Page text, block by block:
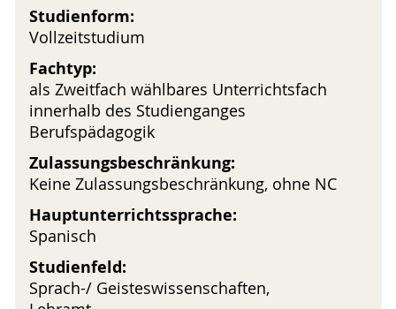
Studienform:
Vollzeitstudium
Fachtyp:
als Zweitfach wählbares Unterrichtsfach
innerhalb des Studienganges
Berufspädagogik
Zulassungsbeschränkung:
Keine Zulassungsbeschränkung, ohne NC
Hauptunterrichtssprache:
Spanisch
Studienfeld:
Sprach-/ Geisteswissenschaften,